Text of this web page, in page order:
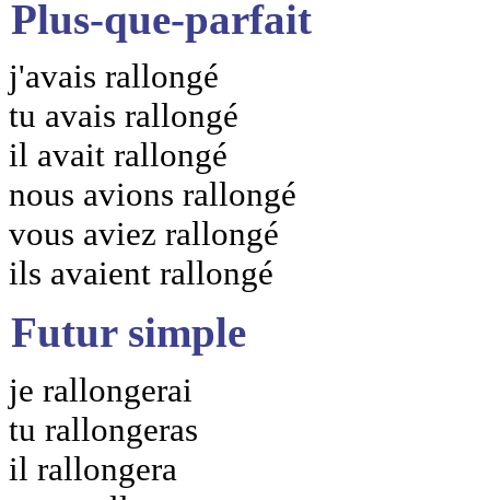
Plus-que-parfait
j'avais rallongé
tu avais rallongé
il avait rallongé
nous avions rallongé
vous aviez rallongé
ils avaient rallongé
Futur simple
je rallongerai
tu rallongeras
il rallongera